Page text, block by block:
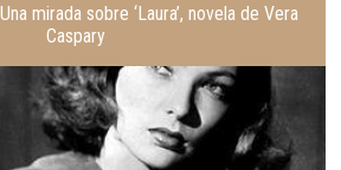
mirada sobre ‘Laura’, novela de Vera
Caspary